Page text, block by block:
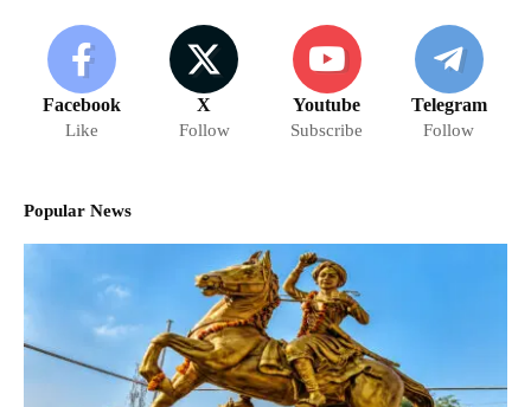
Facebook
Like
X
Follow
Youtube
Subscribe
Telegram
Follow
Popular News